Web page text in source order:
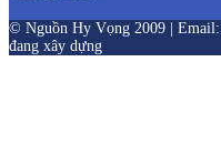
© Nguồn Hy Vọng 2009 |
đang xây dựng